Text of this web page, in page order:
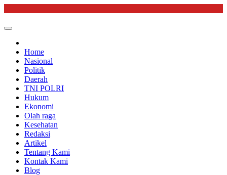
content
Home
Nasional
Politik
Daerah
TNI POLRI
Hukum
Ekonomi
Olah raga
Kesehatan
Redaksi
Artikel
Tentang Kami
Kontak Kami
Blog